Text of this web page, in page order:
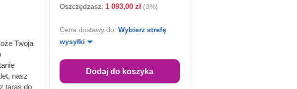
Twoja
nasz
taras do
Oszczędzasz: 1 093,00 zł (3%)
Cena dostawy do: Wybierz strefę
wysyłki
Dodaj do koszyka